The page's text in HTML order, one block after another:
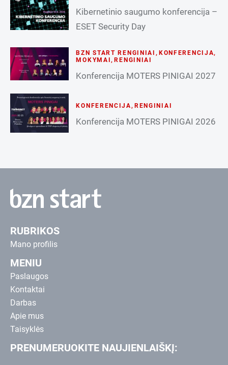
Kibernetinio saugumo konferencija –
ESET Security Day
BZN START RENGINIAI , KONFERENCIJA,
MOKYMAI ,RENGINIAI
Konferencija MOTERS PINIGAI 2027
KONFERENCIJA , RENGINIAI
Konferencija MOTERS PINIGAI 2026
RUBRIKOS
Mano profilis
MENIU
Paslaugos
Kontaktai
Darbas
Apie mus
Taisyklės
PRENUMERUOKITE NAUJIENLAIŠKĮ: